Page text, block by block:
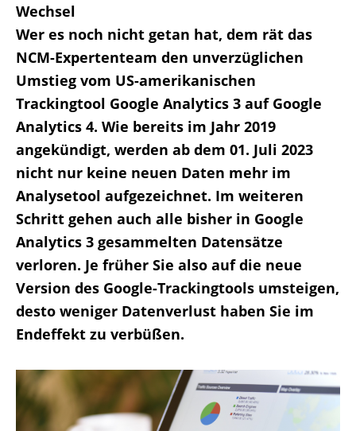
Wechsel
Wer es noch nicht getan hat, dem rät das
NCM-Expertenteam den unverzüglichen
Umstieg vom US-amerikanischen
Trackingtool Google Analytics 3 auf Google
Analytics 4. Wie bereits im Jahr 2019
angekündigt, werden ab dem 01. Juli 2023
nicht nur keine neuen Daten mehr im
Analysetool aufgezeichnet. Im weiteren
Schritt gehen auch alle bisher in Google
Analytics 3 gesammelten Datensätze
verloren. Je früher Sie also auf die neue
Version des Google-Trackingtools umsteigen,
desto weniger Datenverlust haben Sie im
Endeffekt zu verbüßen.